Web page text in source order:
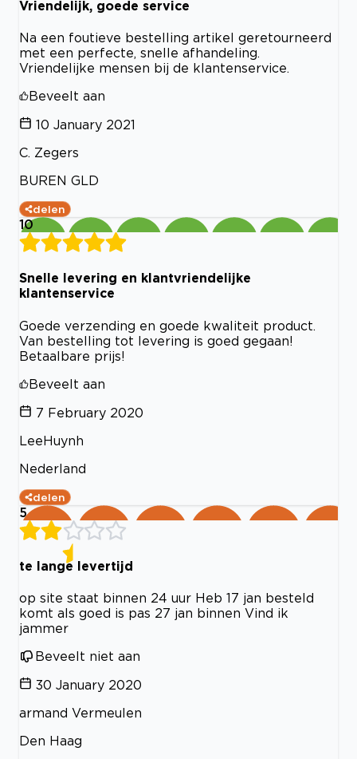
Vriendelijk, goede service
Na een foutieve bestelling artikel geretourneerd
met een perfecte, snelle afhandeling.
Vriendelijke mensen bij de klantenservice.
Beveelt aan
10 January 2021
C. Zegers
BUREN GLD
delen
10
Snelle levering en klantvriendelijke
klantenservice
Goede verzending en goede kwaliteit product.
Van bestelling tot levering is goed gegaan!
Betaalbare prijs!
Beveelt aan
7 February 2020
LeeHuynh
Nederland
delen
5
te lange levertijd
op site staat binnen 24 uur Heb 17 jan besteld
komt als goed is pas 27 jan binnen Vind ik
jammer
Beveelt niet aan
30 January 2020
armand Vermeulen
Den Haag